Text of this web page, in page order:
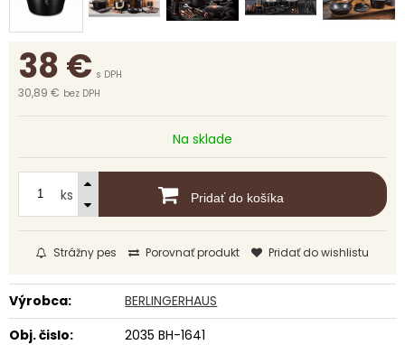
38€ s DPH
30,89 € bez DPH
Na sklade
ks Pridať do košíka
Strážny pes Porovnať produkt Pridať do wishlistu
Výrobca:
BERLINGERHAUS
Obj. čislo:
2035 BH-1641